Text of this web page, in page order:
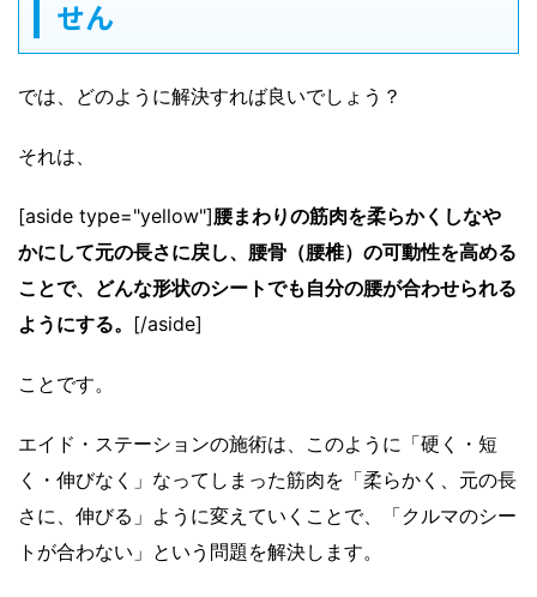
せん
では、どのように解決すれば良いでしょう？
それは、
[aside type="yellow"]腰まわりの筋肉を柔らかくしなや
かにして元の長さに戻し、腰骨（腰椎）の可動性を高める
ことで、どんな形状のシートでも自分の腰が合わせられる
ようにする。 [/aside]
ことです。
エイド・ステーションの施術は、このように「硬く・短
く・伸びなく」なってしまった筋肉を「柔らかく、元の長
さに、伸びる」ように変えていくことで、「クルマのシー
トが合わない」という問題を解決します。